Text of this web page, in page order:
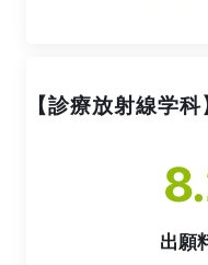
【診療放射線学
8
出願